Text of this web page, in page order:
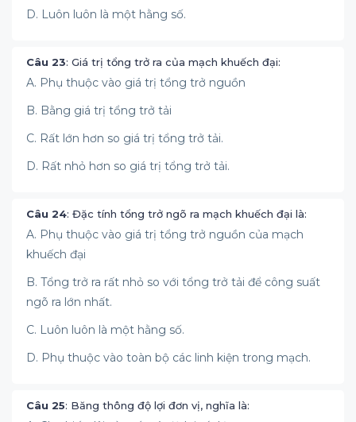
D. Luôn luôn là một hằng số.
Câu 23: Giá trị tổng trở ra của mạch khuếch đại:
A. Phụ thuộc vào giá trị tổng trở nguồn
B. Bằng giá trị tổng trở tải
C. Rất lớn hơn so giá trị tổng trở tải.
D. Rất nhỏ hơn so giá trị tổng trở tải.
Câu 24: ​Đặc tính tổng trở ngõ ra mạch khuếch đại là:
A. Phụ thuộc vào giá trị tổng trở nguồn của mạch
khuếch đại
B. Tổng trở ra rất nhỏ so với tổng trở tải để công suất
ngõ ra lớn nhất.
C. Luôn luôn là một hằng số.
D. Phụ thuộc vào toàn bộ các linh kiện trong mạch.
Câu 25: ​Băng thông độ lợi đơn vị, nghĩa là: